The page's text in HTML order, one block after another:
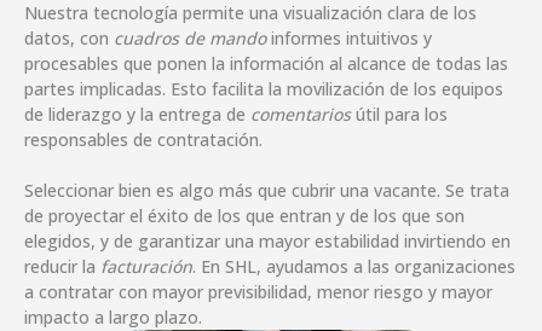
Nuestra tecnología permite una visualización clara de los
datos, con cuadros de mandoinformes intuitivos y
procesables que ponen la información al alcance de todas las
partes implicadas. Esto facilita la movilización de los equipos
de liderazgo y la entrega de comentariosútil para los
responsables de contratación.
Seleccionar bien es algo más que cubrir una vacante. Se trata
de proyectar el éxito de los que entran y de los que son
elegidos, y de garantizar una mayor estabilidad invirtiendo en
reducir la facturación. En SHL, ayudamos a las organizaciones
a contratar con mayor previsibilidad, menor riesgo y mayor
impacto a largo plazo.